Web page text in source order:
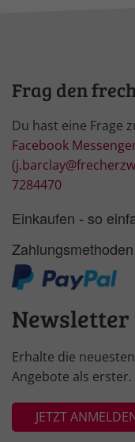
Frag den
Du hast eine Frage
Facebook
7284470
Einkaufen - so
Zahlungsmethoden
Newsletter
Erhalte die
Angebote als erster.
JETZT